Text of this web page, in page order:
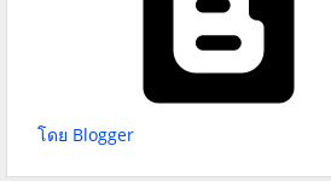
โดย Blogger